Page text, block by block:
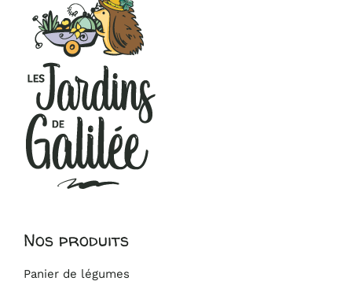
Nos produits
Panier de légumes